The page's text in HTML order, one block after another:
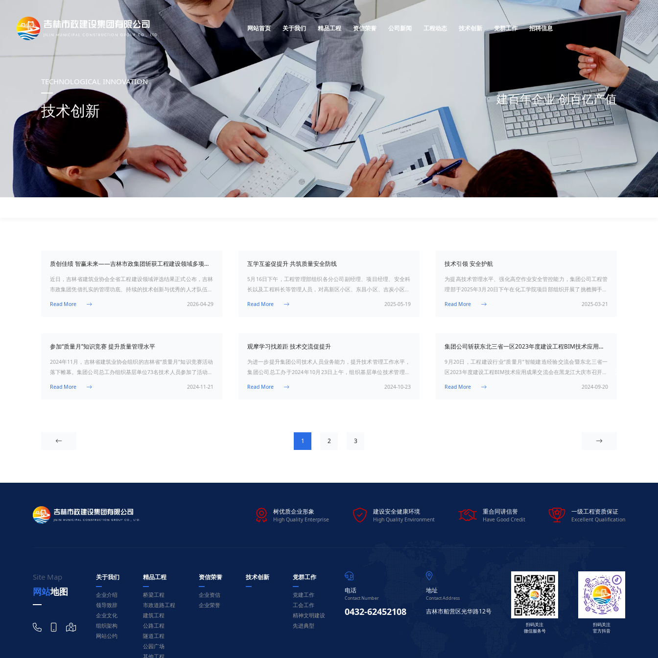
网站首页 关于我们 精品工程 资信荣誉 公司新闻 工程动态 技术创新 党群工作 招聘信息
TECHNOLOGICAL INNOVATION
技术创新
建百年企业 创百亿产值
质创佳绩 智赢未来——吉林市政集团斩获工程建设领域多项省级荣誉
近日，吉林省建筑业协会全省工程建设领域评选结果正式公布，吉林
市政集团凭借扎实的管理功底、持续的技术创新与优秀的人才队伍，
Read More 
互学互鉴促提升 共筑质量安全防线
5月16日下午，工程管理部组织各分公司副经理、项目经理、安全科
长以及工程科长等管理人员，对高新区小区、东昌小区、吉炭小区和
Read More 
技术引领 安全护航
为提高技术管理水平、强化高空作业安全管控能力，集团公司工程管
理部于2025年3月20日下午在化工学院项目部组织开展了挑檐脚手架
Read More 
参加“质量月”知识竞赛 提升质量管理水平
2024年11月，吉林省建筑业协会组织的吉林省“质量月”知识竞赛活动
落下帷幕。集团公司总工办组织基层单位73名技术人员参加了活动。
Read More 
观摩学习找差距 技术交流促提升
为进一步提升集团公司技术人员业务能力，提升技术管理工作水平，
集团公司总工办于2024年10月23日上午，组织基层单位技术管理人
Read More 
集团公司斩获东北三省一区2023年度建设工程BIM技术应用成果二、三等奖
9月20日，工程建设行业“质量月”智能建造经验交流会暨东北三省一
区2023年度建设工程BIM技术应用成果交流会在黑龙江大庆市召开。
Read More 
 1 2 3 
 树优质企业形象
High Quality Enterprise  建设安全健康环境
High Quality Environment  重合同讲信誉
Have Good Credit  一级工程资质保证
Excellent Qualification
Site Map
网站地图
  
关于我们
企业介绍
领导致辞
企业文化
组织架构
网站公约
精品工程
桥梁工程
市政道路工程
建筑工程
公路工程
隧道工程
公园广场
资信荣誉
企业资信
企业荣誉
技术创新 党群工作
党建工作
工会工作
精神文明建设
先进典型

电话
Contact Number
0432-62452108

地址
Contact Address
吉林市船营区光华路12号
扫码关注
微信服务号
扫码关注
官方抖音